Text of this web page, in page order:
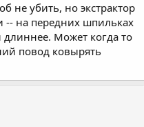
не убить, но экстрактор
-- на передних шпильках
Может когда то
повод ковырять